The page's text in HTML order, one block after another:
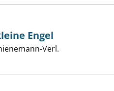
und der kleine Engel anzeigen
Engel
Verl.